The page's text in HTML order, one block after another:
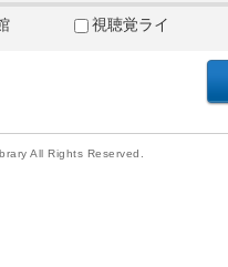
視聴覚ライ
All Rights Reserved.